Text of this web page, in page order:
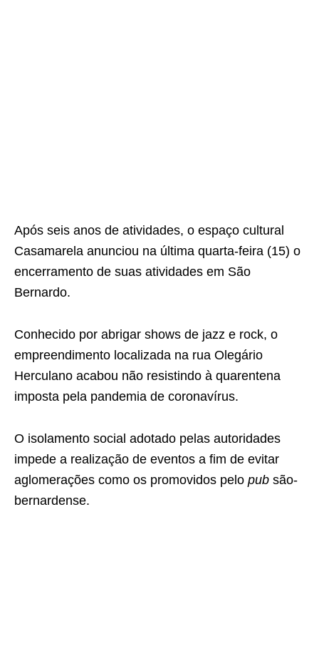
Após seis anos de atividades, o espaço cultural
Casamarela anunciou na última quarta-feira (15) o
encerramento de suas atividades em São
Bernardo.
Conhecido por abrigar shows de jazz e rock, o
empreendimento localizada na rua Olegário
Herculano acabou não resistindo à quarentena
imposta pela pandemia de coronavírus.
O isolamento social adotado pelas autoridades
impede a realização de eventos a fim de evitar
aglomerações como os promovidos pelo pub são-
bernardense.